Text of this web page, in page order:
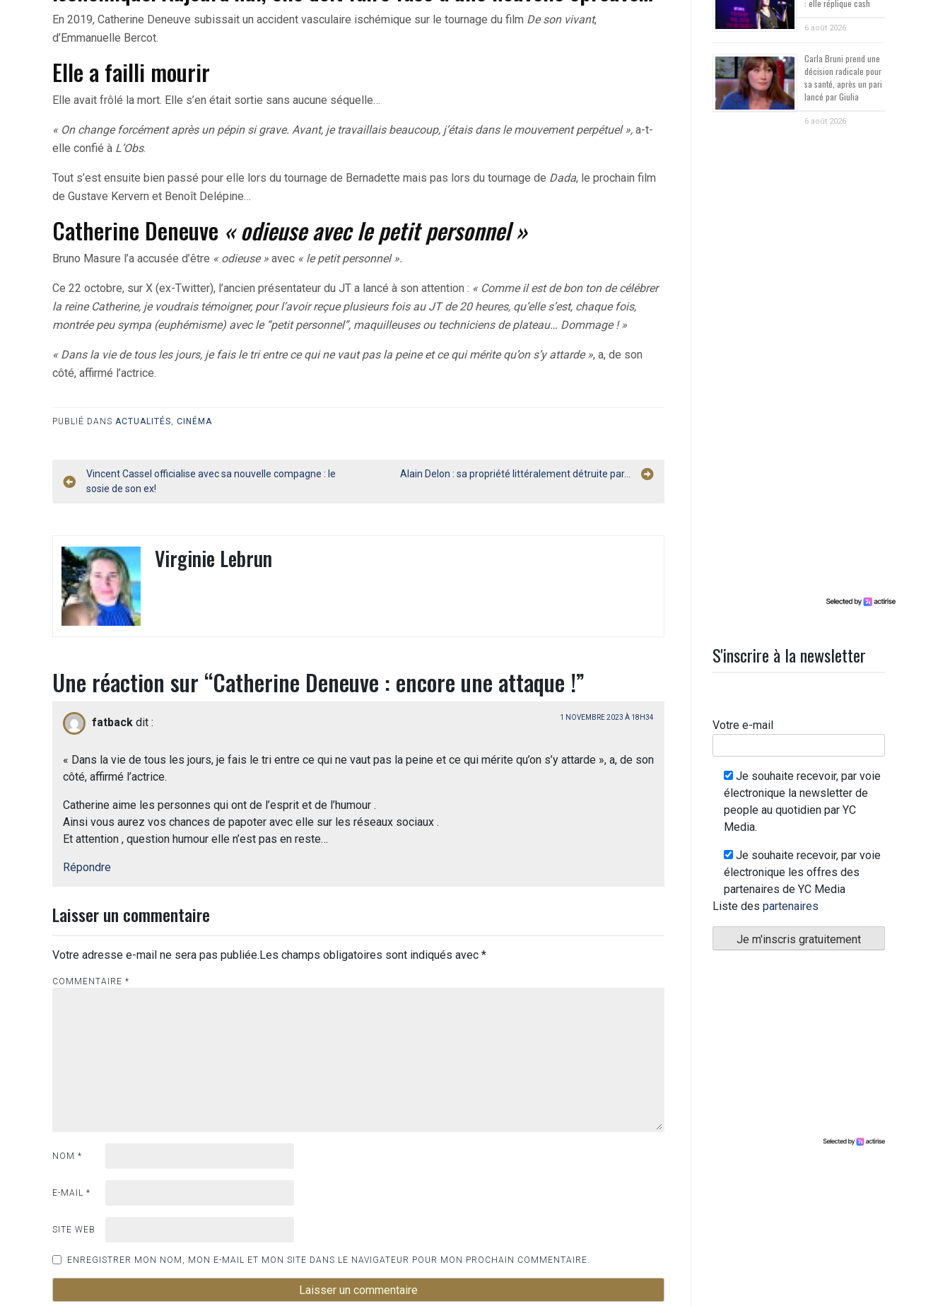
En 2019, Catherine Deneuve subissait un accident vasculaire ischémique sur le tournage du film De son vivant,
d’Emmanuelle Bercot.
Elle a failli mourir
Elle avait frôlé la mort. Elle s’en était sortie sans aucune séquelle…
« On change forcément après un pépin si grave. Avant, je travaillais beaucoup, j’étais dans le mouvement perpétuel », a-t-
elle confié à L’Obs.
Tout s’est ensuite bien passé pour elle lors du tournage de Bernadette mais pas lors du tournage de Dada, le prochain film
de Gustave Kervern et Benoît Delépine…
Catherine Deneuve « odieuse avec le petit personnel »
Bruno Masure l’a accusée d’être « odieuse » avec « le petit personnel ».
Ce 22 octobre, sur X (ex-Twitter), l’ancien présentateur du JT a lancé à son attention : « Comme il est de bon ton de célébrer
la reine Catherine, je voudrais témoigner, pour l’avoir reçue plusieurs fois au JT de 20 heures, qu’elle s’est, chaque fois,
montrée peu sympa (euphémisme) avec le “petit personnel”, maquilleuses ou techniciens de plateau… Dommage ! »
« Dans la vie de tous les jours, je fais le tri entre ce qui ne vaut pas la peine et ce qui mérite qu’on s’y attarde », a, de son
côté, affirmé l’actrice.
PUBLIÉ DANS ACTUALITÉS CINÉMA
Navigation
Vincent Cassel officialise avec sa nouvelle compagne : le
sosie de son ex!
Alain Delon : sa propriété littéralement détruite par…
Virginie Lebrun
Une réaction sur “Catherine Deneuve : encore une attaque !”
fatback dit : 1 NOVEMBRE 2023 À 18H34
« Dans la vie de tous les jours, je fais le tri entre ce qui ne vaut pas la peine et ce qui mérite qu’on s’y attarde », a, de son
côté, affirmé l’actrice.
Catherine aime les personnes qui ont de l’esprit et de l’humour .
Ainsi vous aurez vos chances de papoter avec elle sur les réseaux sociaux .
Et attention , question humour elle n’est pas en reste…
Répondre
Laisser un commentaire
Votre adresse e-mail ne sera pas publiée.Les champs obligatoires sont indiqués avec *
COMMENTAIRE *
NOM *
E-MAIL *
SITE WEB
ENREGISTRER MON NOM, MON E-MAIL ET MON SITE DANS LE NAVIGATEUR POUR MON PROCHAIN COMMENTAIRE.
: elle réplique cash
6 août 2026
Carla Bruni prend une
décision radicale pour
sa santé, après un pari
lancé par Giulia
6 août 2026
S'inscrire à la newsletter
Votre e-mail
Je souhaite recevoir, par voie
électronique la newsletter de
people au quotidien par YC
Media.
Je souhaite recevoir, par voie
électronique les offres des
partenaires de YC Media
Liste des partenaires